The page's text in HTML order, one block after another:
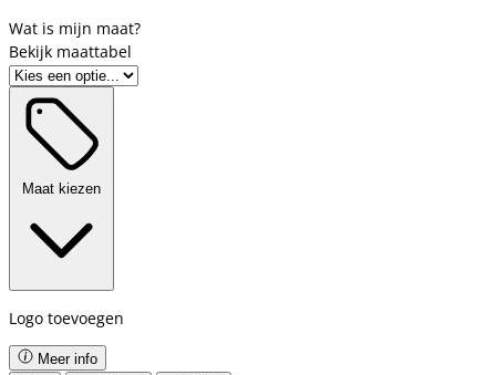
Bekijk maattabel
Maat kiezen
Logo toevoegen
Meer info